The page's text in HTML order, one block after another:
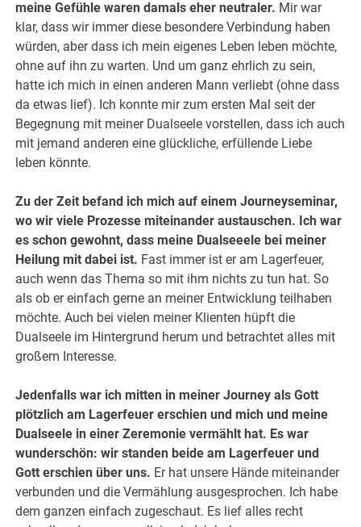
meine Gefühle waren damals eher neutraler. Mir war
klar, dass wir immer diese besondere Verbindung haben
würden, aber dass ich mein eigenes Leben leben möchte,
ohne auf ihn zu warten. Und um ganz ehrlich zu sein,
hatte ich mich in einen anderen Mann verliebt (ohne dass
da etwas lief). Ich konnte mir zum ersten Mal seit der
Begegnung mit meiner Dualseele vorstellen, dass ich auch
mit jemand anderen eine glückliche, erfüllende Liebe
leben könnte.
Zu der Zeit befand ich mich auf einem Journeyseminar,
wo wir viele Prozesse miteinander austauschen. Ich war
es schon gewohnt, dass meine Dualseeele bei meiner
Heilung mit dabei ist. Fast immer ist er am Lagerfeuer,
auch wenn das Thema so mit ihm nichts zu tun hat. So
als ob er einfach gerne an meiner Entwicklung teilhaben
möchte. Auch bei vielen meiner Klienten hüpft die
Dualseele im Hintergrund herum und betrachtet alles mit
großem Interesse.
Jedenfalls war ich mitten in meiner Journey als Gott
plötzlich am Lagerfeuer erschien und mich und meine
Dualseele in einer Zeremonie vermählt hat. Es war
wunderschön: wir standen beide am Lagerfeuer und
Gott erschien über uns. Er hat unsere Hände miteinander
verbunden und die Vermählung ausgesprochen. Ich habe
dem ganzen einfach zugeschaut. Es lief alles recht